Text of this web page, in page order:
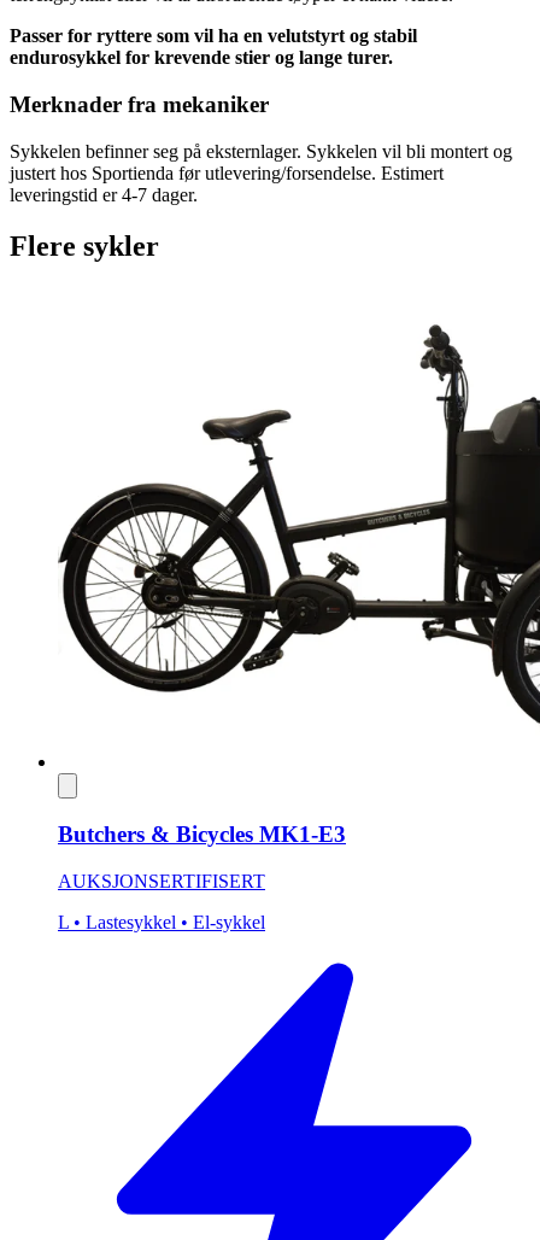
Passer for ryttere som vil ha en velutstyrt og stabil
endurosykkel for krevende stier og lange turer.
Merknader fra mekaniker
Sykkelen befinner seg på eksternlager. Sykkelen vil bli montert og
justert hos Sportienda før utlevering/forsendelse. Estimert
leveringstid er 4-7 dager.
Flere sykler
Butchers & Bicycles MK1-E3
AUKSJONSERTIFISERT
L • Lastesykkel • El-sykkel